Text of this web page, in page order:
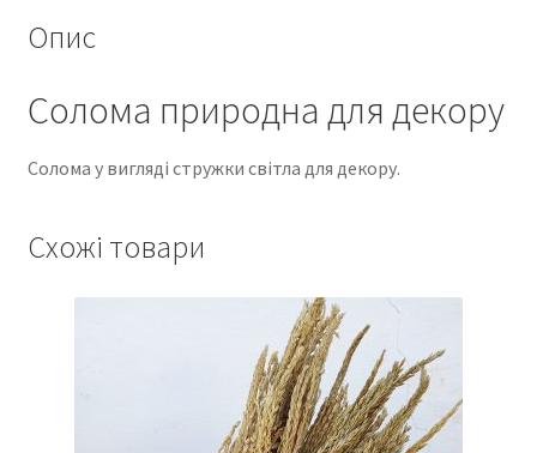
Опис
Солома природна для декору
Солома у вигляді стружки світла для декору.
Схожі товари